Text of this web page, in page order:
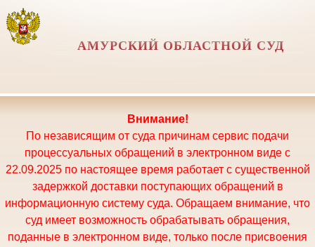
АМУРСКИЙ ОБЛАСТНОЙ СУД
Внимание!
По независящим от суда причинам сервис подачи
процессуальных обращений в электронном виде с
22.09.2025 по настоящее время работает с существенной
задержкой доставки поступающих обращений в
информационную систему суда. Обращаем внимание, что
суд имеет возможность обрабатывать обращения,
поданные в электронном виде, только после присвоения